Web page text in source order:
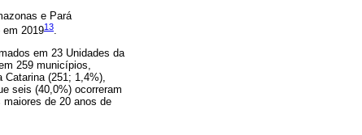
e Pará
201913
em 23 Unidades da
259 municípios,
Catarina (251; 1,4%),
seis (40,0%) ocorreram
de 20 anos de